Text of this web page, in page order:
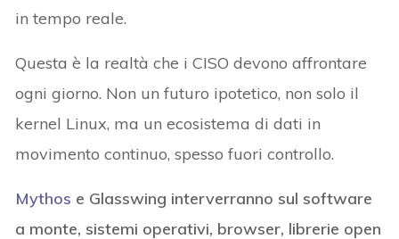
in tempo reale.
Questa è la realtà che i CISO devono affrontare
ogni giorno. Non un futuro ipotetico, non solo il
kernel Linux, ma un ecosistema di dati in
movimento continuo, spesso fuori controllo.
Mythos e Glasswing interverranno sul software
a monte, sistemi operativi, browser, librerie open